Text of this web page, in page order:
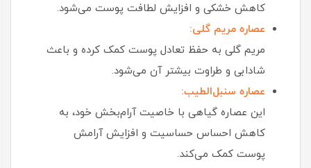
کاهش خشکی و افزایش لطافت پوست می‌شود.
عصاره مریم گلی:
مریم گلی به حفظ تعادل پوست کمک کرده و باعث
شادابی و طراوت بیشتر آن می‌شود.
عصاره سنبل‌الطیب:
این عصاره گیاهی با خاصیت آرام‌بخش خود، به
کاهش احساس حساسیت و افزایش آرامش
پوست کمک می‌کند.